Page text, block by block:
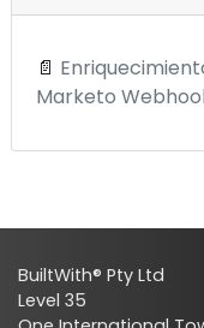
📄
Marketo
BuiltWith® Pty Ltd
Level 35